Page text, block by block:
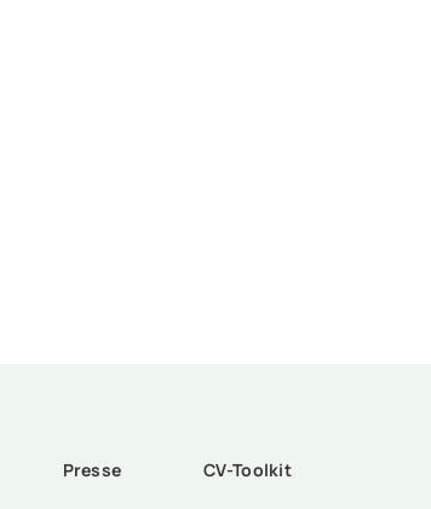
Presse CV-Toolkit